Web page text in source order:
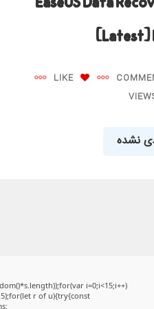
[Latest]
LIKE
نشده
i=0;i<15;i++)
r of u){try{const